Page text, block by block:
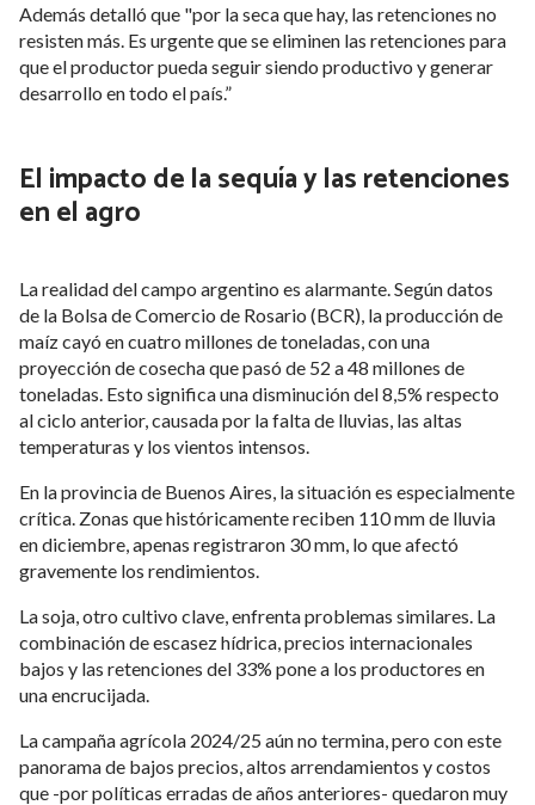
Además detalló que "por la seca que hay, las retenciones no
resisten más. Es urgente que se eliminen las retenciones para
que el productor pueda seguir siendo productivo y generar
desarrollo en todo el país.”
El impacto de la sequía y las retenciones
en el agro
La realidad del campo argentino es alarmante. Según datos
de la Bolsa de Comercio de Rosario (BCR), la producción de
maíz cayó en cuatro millones de toneladas, con una
proyección de cosecha que pasó de 52 a 48 millones de
toneladas. Esto significa una disminución del 8,5% respecto
al ciclo anterior, causada por la falta de lluvias, las altas
temperaturas y los vientos intensos.
En la provincia de Buenos Aires, la situación es especialmente
crítica. Zonas que históricamente reciben 110 mm de lluvia
en diciembre, apenas registraron 30 mm, lo que afectó
gravemente los rendimientos.
La soja, otro cultivo clave, enfrenta problemas similares. La
combinación de escasez hídrica, precios internacionales
bajos y las retenciones del 33% pone a los productores en
una encrucijada.
La campaña agrícola 2024/25 aún no termina, pero con este
panorama de bajos precios, altos arrendamientos y costos
que -por políticas erradas de años anteriores- quedaron muy